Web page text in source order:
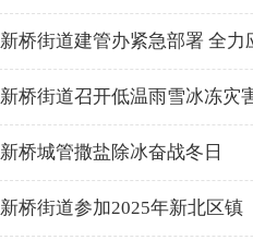
新桥街道建管办紧急部署 全力
新桥街道召开低温雨雪冰冻灾
新桥城管撒盐除冰奋战冬日
新桥街道参加2025年新北区